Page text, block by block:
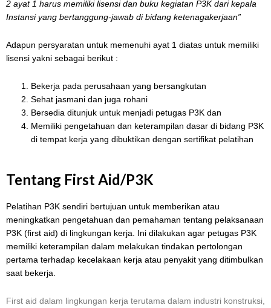
2 ayat 1 harus memiliki lisensi dan buku kegiatan P3K dari kepala
Instansi yang bertanggung-jawab di bidang ketenagakerjaan”
Adapun persyaratan untuk memenuhi ayat 1 diatas untuk memiliki
lisensi yakni sebagai berikut :
Bekerja pada perusahaan yang bersangkutan
Sehat jasmani dan juga rohani
Bersedia ditunjuk untuk menjadi petugas P3K dan
Memiliki pengetahuan dan keterampilan dasar di bidang P3K
di tempat kerja yang dibuktikan dengan sertifikat pelatihan
Tentang First Aid/P3K
Pelatihan P3K sendiri bertujuan untuk memberikan atau
meningkatkan pengetahuan dan pemahaman tentang pelaksanaan
P3K (first aid) di lingkungan kerja. Ini dilakukan agar petugas P3K
memiliki keterampilan dalam melakukan tindakan pertolongan
pertama terhadap kecelakaan kerja atau penyakit yang ditimbulkan
saat bekerja.
First aid dalam lingkungan kerja terutama dalam industri konstruksi,